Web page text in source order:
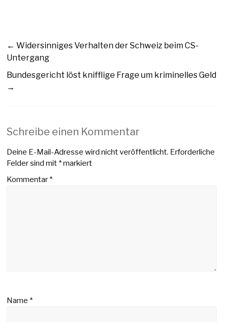
← Widersinniges Verhalten der Schweiz beim CS-
Untergang
Bundesgericht löst knifflige Frage um kriminelles Geld
→
Schreibe einen Kommentar
Deine E-Mail-Adresse wird nicht veröffentlicht. Erforderliche
Felder sind mit*markiert
Kommentar*
Name*